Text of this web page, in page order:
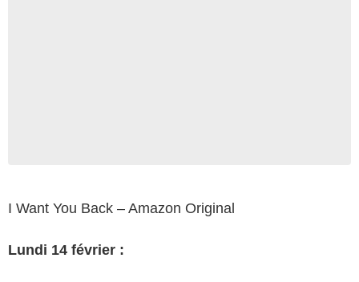
I Want You Back – Amazon Original
Lundi 14 février :